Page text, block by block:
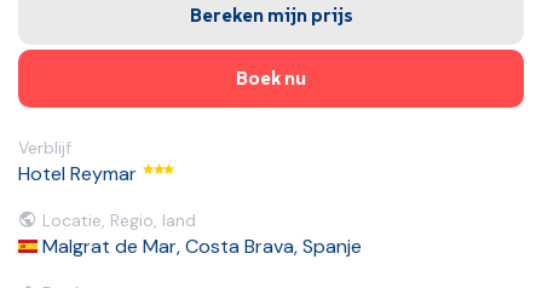
Bereken mijn prijs
Boek nu
Verblijf
Hotel Reymar
Locatie, Regio, land
Malgrat de Mar, Costa Brava, Spanje